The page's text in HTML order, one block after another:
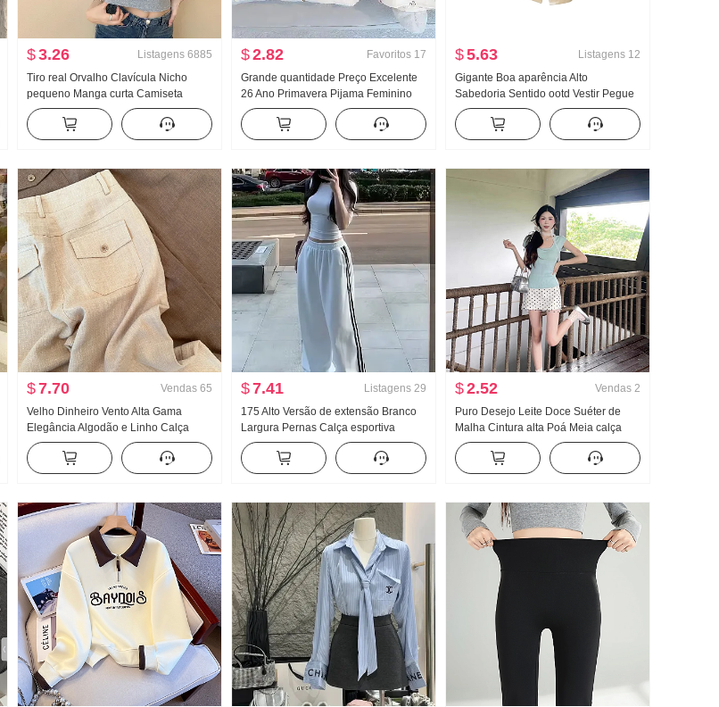
$3.26 Listagens 6885
Tiro real Orvalho Clavícula Nicho
pequeno Manga curta Camiseta
Feminino Verão Garota estilosa
Apertado Novo Botão Design Sentido
Modelo Curto Top
$2.82 Favoritos 17
Grande quantidade Preço Excelente
26 Ano Primavera Pijama Feminino
Novo Nuvens Algodão Manga longa
Pequeno Gola Polo Roupas para
casa Conjunto Transmissão ao vivo
$5.63 Listagens 12
Gigante Boa aparência Alto
Sabedoria Sentido ootd Vestir Pegue
Um conjunto completo 2026 Novo
Irregular Jeans Saia Mulher Verão
Conjunto
$7.70 Vendas 65
Velho Dinheiro Vento Alta Gama
Elegância Algodão e Linho Calça
casual Feminino Primavera Verão
2026 Novo Solto Efeito emagrecedor
Leve e fino Calças retas
$7.41 Listagens 29
175 Alto Versão de extensão Branco
Largura Pernas Calça esportiva
Feminino Primavera e outono Novo
Versátil Listrado Casual Arrastar no
chão Calças
$2.52 Vendas 2
Puro Desejo Leite Doce Suéter de
Malha Cintura alta Poá Meia calça
Saia curta Para pessoas baixas Han
Departamento Dopamina Beleza
incrível Vestir Pegue Um conjunto